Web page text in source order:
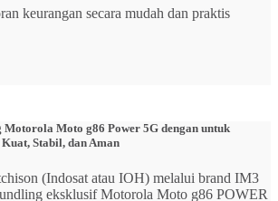
keurangan secara mudah dan praktis
Moto g86 Power 5G dengan untuk
Stabil, dan Aman
(Indosat atau IOH) melalui brand IM3
eksklusif Motorola Moto g86 POWER